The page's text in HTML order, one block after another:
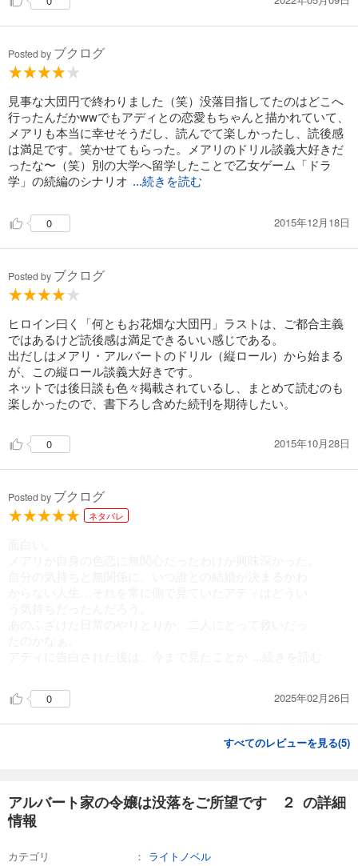
Posted by ブクログ
見事な大団円で終わりました（笑）没落目指してたのはどこへ
行ったんだかwwでもアディとの恋愛もちゃんと描かれていて、
メアリも本当に幸せそうだし、読んでて楽しかったし、読後感
は満足です。笑かせてもらった。メアリのドリル談義大好きだ
ったな〜（笑）別の大学へ留学したことで乙女ゲーム「ドラ
学」の続編のシナリオ ...続きを読む
0 2015年12月18日
Posted by ブクログ
ヒロイン曰く「何ともお花畑な大団円」ラストは、ご都合主義
ではあるけど読後感は満足できるいい感じである。
出だしはメアリ・アルバートのドリル（縦ロール）から始まる
が、この縦ロール談義大好きです。
ネットでは後日談も色々掲載されているし、まとめて読むのも
楽しかったので、書下ろし含めた続刊を期待したい。
0 2015年10月28日
Posted by ブクログ
ネタバレ
0 2025年02月26日
すべてのレビューを見る(5)
アルバート家の令嬢は没落をご所望です ２ の詳細
情報
カテゴリ
ライトノベル